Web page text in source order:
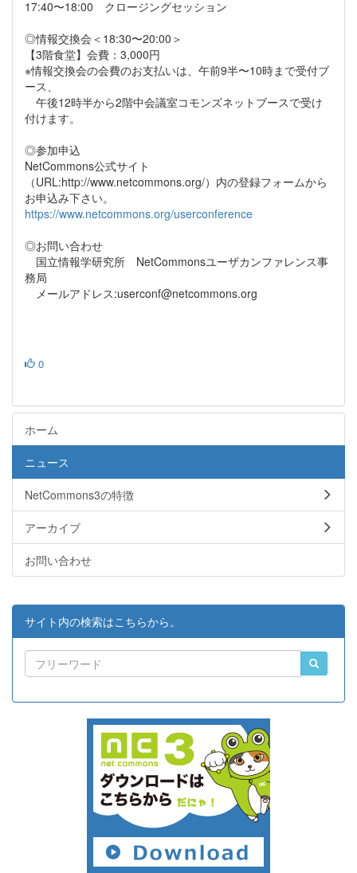
17:40〜18:00 クロージングセッション
◎情報交換会＜18:30〜20:00＞
【3階食堂】会費：3,000円
※情報交換会の会費のお支払いは、午前9半〜10時まで受付ブ
ース、
午後12時半から2階中会議室コモンズネットブースで受け
付けます。
◎参加申込
NetCommons公式サイト
（URL:http://www.netcommons.org/）内の登録フォームから
お申込み下さい。
https://www.netcommons.org/userconference
◎お問い合わせ
国立情報学研究所 NetCommonsユーザカンファレンス事
務局
メールアドレス:userconf@netcommons.org
0
ホーム
ニュース
NetCommons3の特徴
アーカイブ
お問い合わせ
サイト内の検索はこちらから。